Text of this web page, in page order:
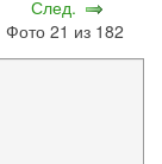
След.
Фото 21 из 182